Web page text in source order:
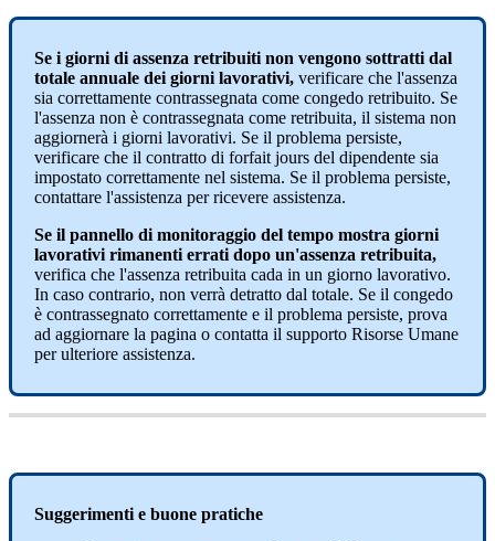
Se i giorni di assenza retribuiti non vengono sottratti dal
totale annuale dei giorni lavorativi, verificare che l'assenza
sia correttamente contrassegnata come congedo retribuito. Se
l'assenza non è contrassegnata come retribuita, il sistema non
aggiornerà i giorni lavorativi. Se il problema persiste,
verificare che il contratto di forfait jours del dipendente sia
impostato correttamente nel sistema. Se il problema persiste,
contattare l'assistenza per ricevere assistenza.
Se il pannello di monitoraggio del tempo mostra giorni
lavorativi rimanenti errati dopo un'assenza retribuita,
verifica che l'assenza retribuita cada in un giorno lavorativo.
In caso contrario, non verrà detratto dal totale. Se il congedo
è contrassegnato correttamente e il problema persiste, prova
ad aggiornare la pagina o contatta il supporto Risorse Umane
per ulteriore assistenza.
Suggerimenti e buone pratiche